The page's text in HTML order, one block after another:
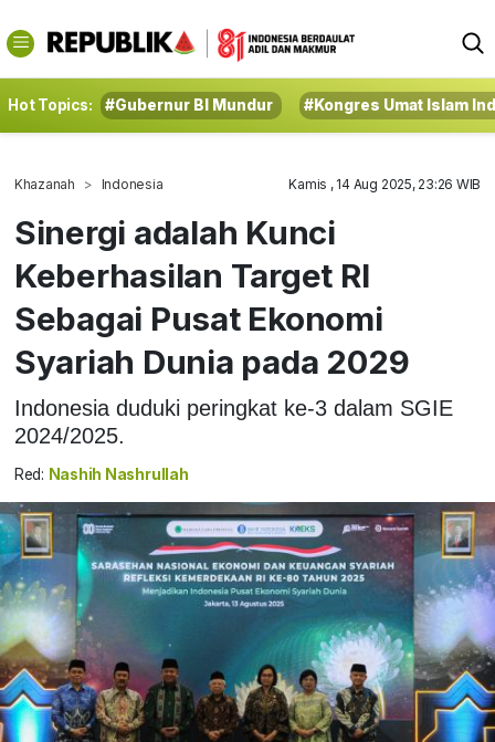
Hot Topics: #Gubernur BI Mundur #Kongres Umat Islam
Khazanah Indonesia Kamis , 14 Aug 2025, 23:26 WIB
Sinergi adalah Kunci
Keberhasilan Target RI
Sebagai Pusat Ekonomi
Syariah Dunia pada 2029
Indonesia duduki peringkat ke-3 dalam SGIE
2024/2025.
Red: Nashih Nashrullah